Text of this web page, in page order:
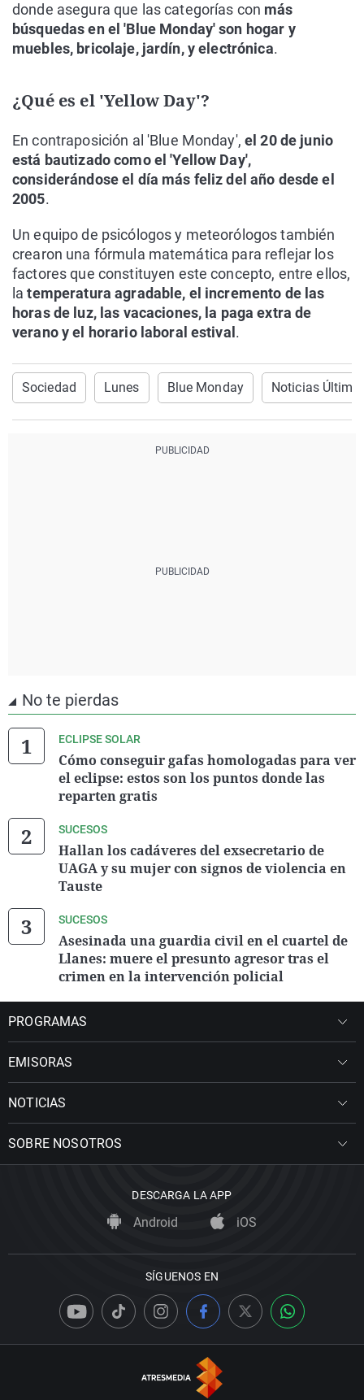
donde asegura que las categorías con más
búsquedas en el 'Blue Monday' son hogar y
muebles, bricolaje, jardín, y electrónica.
¿Qué es el 'Yellow Day'?
En contraposición al 'Blue Monday',el 20 de junio
está bautizado como el 'Yellow Day',
considerándose el día más feliz del año desde el
2005.
Un equipo de psicólogos y meteorólogos también
crearon una fórmula matemática para reflejar los
factores que constituyen este concepto, entre ellos,
latemperatura agradable, el incremento de las
horas de luz, las vacaciones, la paga extra de
verano y el horario laboral estival .
Sociedad Lunes Blue Monday Noticias Última
No te pierdas
ECLIPSE SOLAR
Cómo conseguir gafas homologadas para ver
el eclipse: estos son los puntos donde las
reparten gratis
SUCESOS
Hallan los cadáveres del exsecretario de
UAGA y su mujer con signos de violencia en
Tauste
SUCESOS
Asesinada una guardia civil en el cuartel de
Llanes: muere el presunto agresor tras el
crimen en la intervención policial
PROGRAMAS
EMISORAS
NOTICIAS
SOBRE NOSOTROS
DESCARGA LA APP
Android iOS
SÍGUENOS EN